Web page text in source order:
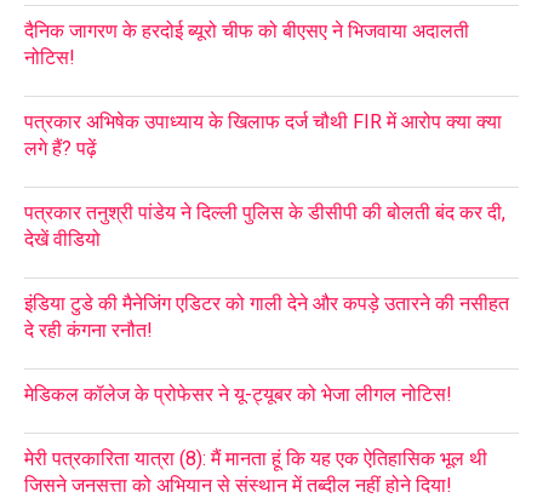
दैनिक जागरण के हरदोई ब्यूरो चीफ को बीएसए ने भिजवाया अदालती
नोटिस!
पत्रकार अभिषेक उपाध्याय के खिलाफ दर्ज चौथी FIR में आरोप क्या क्या
लगे हैं? पढ़ें
पत्रकार तनुश्री पांडेय ने दिल्ली पुलिस के डीसीपी की बोलती बंद कर दी,
देखें वीडियो
इंडिया टुडे की मैनेजिंग एडिटर को गाली देने और कपड़े उतारने की नसीहत
दे रही कंगना रनौत!
मेडिकल कॉलेज के प्रोफेसर ने यू-ट्यूबर को भेजा लीगल नोटिस!
मेरी पत्रकारिता यात्रा (8): मैं मानता हूं कि यह एक ऐतिहासिक भूल थी
जिसने जनसत्ता को अभियान से संस्थान में तब्दील नहीं होने दिया!